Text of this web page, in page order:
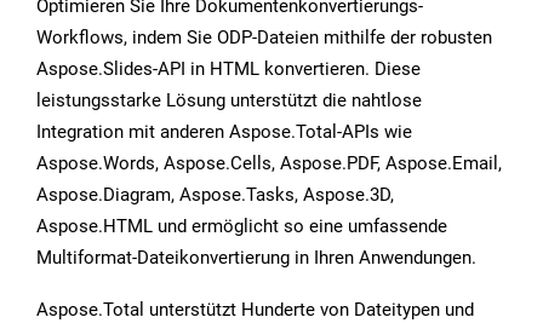
Optimieren Sie Ihre Dokumentenkonvertierungs-
Workflows, indem Sie ODP-Dateien mithilfe der robusten
Aspose.Slides-API in HTML konvertieren. Diese
leistungsstarke Lösung unterstützt die nahtlose
Integration mit anderen Aspose.Total-APIs wie
Aspose.Words, Aspose.Cells, Aspose.PDF, Aspose.Email,
Aspose.Diagram, Aspose.Tasks, Aspose.3D,
Aspose.HTML und ermöglicht so eine umfassende
Multiformat-Dateikonvertierung in Ihren Anwendungen.
Aspose.Total unterstützt Hunderte von Dateitypen und